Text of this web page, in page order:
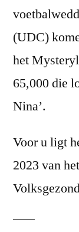
(UDC)
het
65,000 die
Nina’.
Voor u ligt
2023 van